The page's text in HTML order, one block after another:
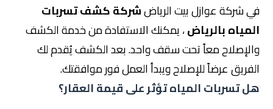
في شركة عوازل بيت الرياضشركة كشف تسربات
المياه بالرياض، يمكنك الاستفادة من خدمة الكشف
والإصلاح معاً تحت سقف واحد. بعد الكشف يُقدم لك
الفريق عرضاً للإصلاح ويبدأ العمل فور موافقتك.
هل تسربات المياه تؤثر على قيمة العقار؟